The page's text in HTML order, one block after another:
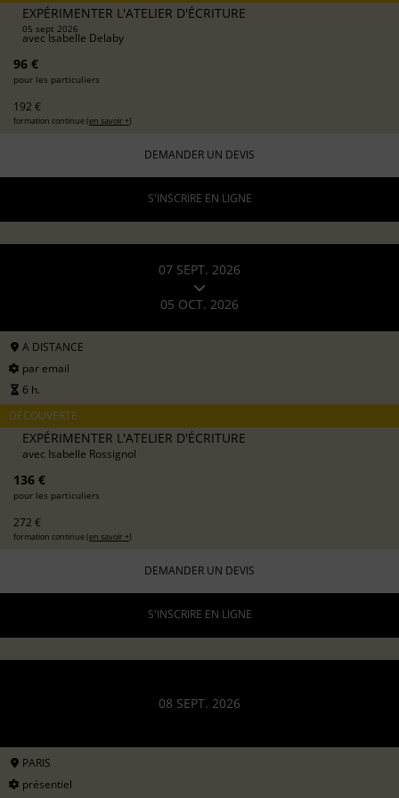
EXPÉRIMENTER L'ATELIER D'ÉCRITURE
05 sept 2026
avecIsabelle Delaby
96 €
pour les particuliers
192 €
formation continue (en savoir +)
DEMANDER UN DEVIS
S'INSCRIRE EN LIGNE
07 SEPT. 2026
05 OCT. 2026
A DISTANCE
par email
6 h.
DÉCOUVERTE
EXPÉRIMENTER L'ATELIER D'ÉCRITURE
avec Isabelle Rossignol
136 €
pour les particuliers
272 €
formation continue (en savoir +)
DEMANDER UN DEVIS
S'INSCRIRE EN LIGNE
08 SEPT. 2026
PARIS
présentiel